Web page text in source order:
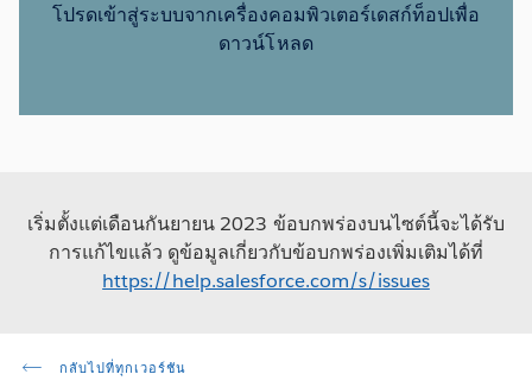
โปรดเข้าสู่ระบบจากเครื่องคอมพิวเตอร์เดสก์ท็อปเพื่อ
ดาวน์โหลด
เริ่มตั้งแต่เดือนกันยายน 2023 ข้อบกพร่องบนไซต์นี้จะได้รับ
การแก้ไขแล้ว ดูข้อมูลเกี่ยวกับข้อบกพร่องเพิ่มเติมได้ที่
https://help.salesforce.com/s/issues
กลับไปที่ทุกเวอร์ชัน